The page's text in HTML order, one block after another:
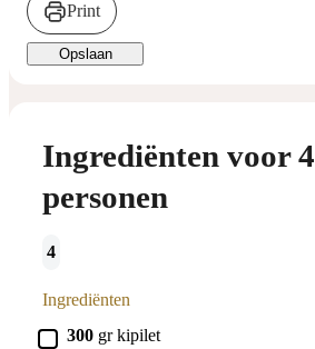
Print
Opslaan
Ingrediënten voor 4
personen
4
Ingrediënten
▢
300 gr kipilet